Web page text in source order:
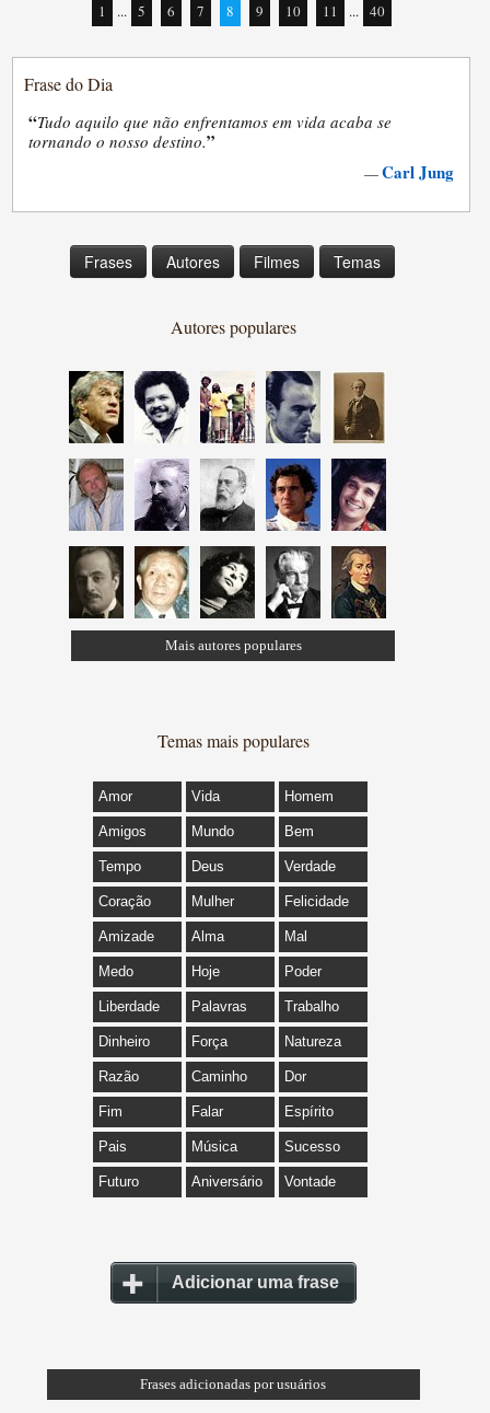
1 ... 5 6 7 8 9 10 11 ... 40
Frase do Dia
“Tudo aquilo que não enfrentamos em vida acaba se
tornando o nosso destino.”
—Carl Jung
Frases Autores Filmes Temas
Autores populares
Mais autores populares
Temas mais populares
Amor Vida Homem
Amigos Mundo Bem
Tempo Deus Verdade
Coração Mulher Felicidade
Amizade Alma Mal
Medo Hoje Poder
Liberdade Palavras Trabalho
Dinheiro Força Natureza
Razão Caminho Dor
Fim Falar Espírito
Pais Música Sucesso
Futuro Aniversário Vontade
Adicionar uma frase
Frases adicionadas por usuários